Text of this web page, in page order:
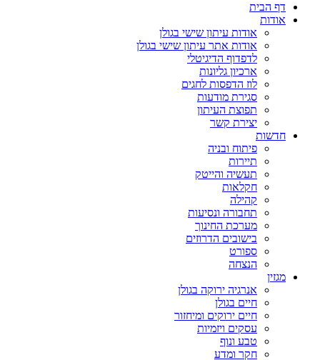
דף הבית
אודות
אודות עיתון שישי בגולן
אודות אתר עיתון שישי בגולן
לדפדוף הדיגיטלי
ארכיון גליונות
לוז הדפסות לחגים
סגירת מודעות
תפוצת העיתון
יצירת קשר
חדשות
פיתוח ובניה
תיירות
תעשיה והייטק
חקלאות
קהילה
תחבורה ונסיעות
מערכת החינוך
בישובים הדרוזים
ספורט
הנצחה
מגזין
אנרגיה ירוקה בגולן
חיים בגולן
חיים ירוקים ומיחזור
עסקים ויזמיות
טבע ונוף
חקר ומדע